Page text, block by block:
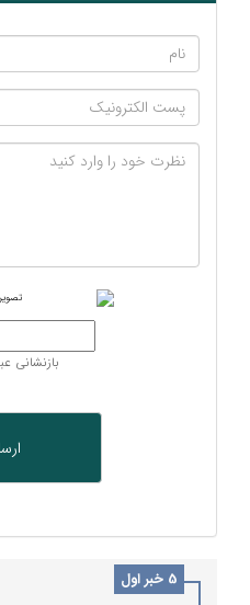
بازنشانی
5 خبر اول